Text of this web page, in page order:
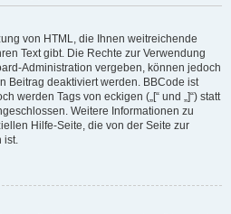
von HTML, die Ihnen weitreichende
Text gibt. Die Rechte zur Verwendung
Administration vergeben, können jedoch
Beitrag deaktiviert werden. BBCode ist
werden Tags von eckigen („[“ und „]“) statt
Weitere Informationen zu
Hilfe-Seite, die von der Seite zur
ist.